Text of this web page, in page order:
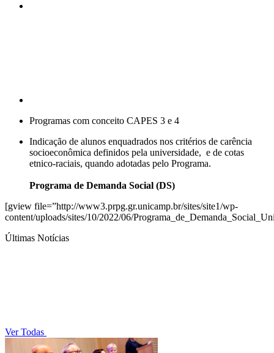
Programas com conceito CAPES 3 e 4
Indicação de alunos enquadrados nos critérios de carência
socioeconômica definidos pela universidade, e de cotas
etnico-raciais, quando adotadas pelo Programa.
Programa de Demanda Social (DS)
[gview file=”http://www3.prpg.gr.unicamp.br/sites/site1/wp-
content/uploads/sites/10/2022/06/
Últimas Notícias
Ver Todas